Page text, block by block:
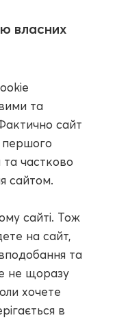
власних
та
сайт
першого
частково
сайтом.
сайті. Тож
на сайт,
та
не щоразу
хочете
в